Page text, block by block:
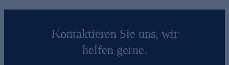
Kontaktieren Sie uns, wir
helfen gerne.